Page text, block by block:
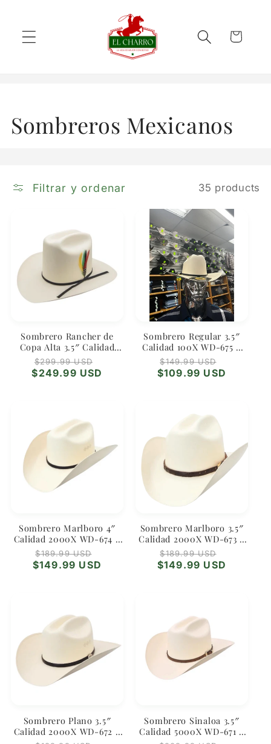
Cart
C
l
t
n
Sombreros Mexicanos
Filtrar y ordenar 35 products
Sombrero Rancher de
Copa Alta 3.5″ Calidad
10000X – Estilo Vaquero
Fino
Regular
price
$299.99 USD
price
$249.99 USD
Sombrero Regular 3.5″
Calidad 100X WD-675 –
Clásico Ranchero Diario
Regular
price
$149.99 USD
price
$109.99 USD
Sombrero Marlboro 4″
Calidad 2000X WD-674 –
Estilo Western Moderno
Regular
price
$189.99 USD
price
$149.99 USD
Sombrero Marlboro 3.5″
Calidad 2000X WD-673 –
Tradición Western
Regular
price
$189.99 USD
price
$149.99 USD
Sombrero Plano 3.5″
Calidad 2000X WD-672 –
Sombrero Sinaloa 3.5″
Calidad 5000X WD-671 –